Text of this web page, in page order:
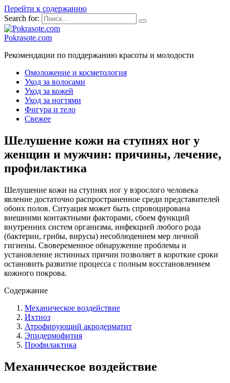
Перейти к содержанию
Search for:
Pokrasote.com
Рекомендации по поддержанию красоты и молодости
Омоложение и косметология
Уход за волосами
Уход за кожей
Уход за ногтями
Фигура и тело
Свежее
Шелушение кожи на ступнях ног у
женщин и мужчин: причины, лечение,
профилактика
Шелушение кожи на ступнях ног у взрослого человека
явление достаточно распространенное среди представителей
обоих полов. Ситуация может быть спровоцирована
внешними контактными факторами, сбоем функций
внутренних систем организма, инфекцией любого рода
(бактерии, грибы, вирусы) несоблюдением мер личной
гигиены. Свовеременное обнаружение проблемы и
установление истинных причин позволяет в короткие сроки
остановить развитие процесса с полным восстановлением
кожного покрова.
Содержание
Механическое воздействие
Ихтиоз
Атрофирующий акродерматит
Эпидермофития
Профилактика
Механическое воздействие